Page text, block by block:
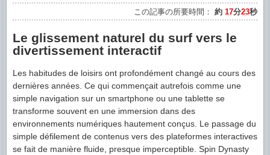
この記事の所要時間： 約 17分23秒
Le glissement naturel du surf vers le
divertissement interactif
Les habitudes de loisirs ont profondément changé au cours des
dernières années. Ce qui commençait autrefois comme une
simple navigation sur un smartphone ou une tablette se
transforme souvent en une immersion dans des
environnements numériques hautement conçus. Le passage du
simple défilement de contenus vers des plateformes interactives
se fait de manière fluide, presque imperceptible. Spin Dynasty